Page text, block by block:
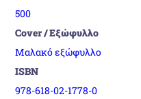
500
Cover / Εξώφυλλο
Μαλακό εξώφυλλο
ISBN
978-618-02-1778-0